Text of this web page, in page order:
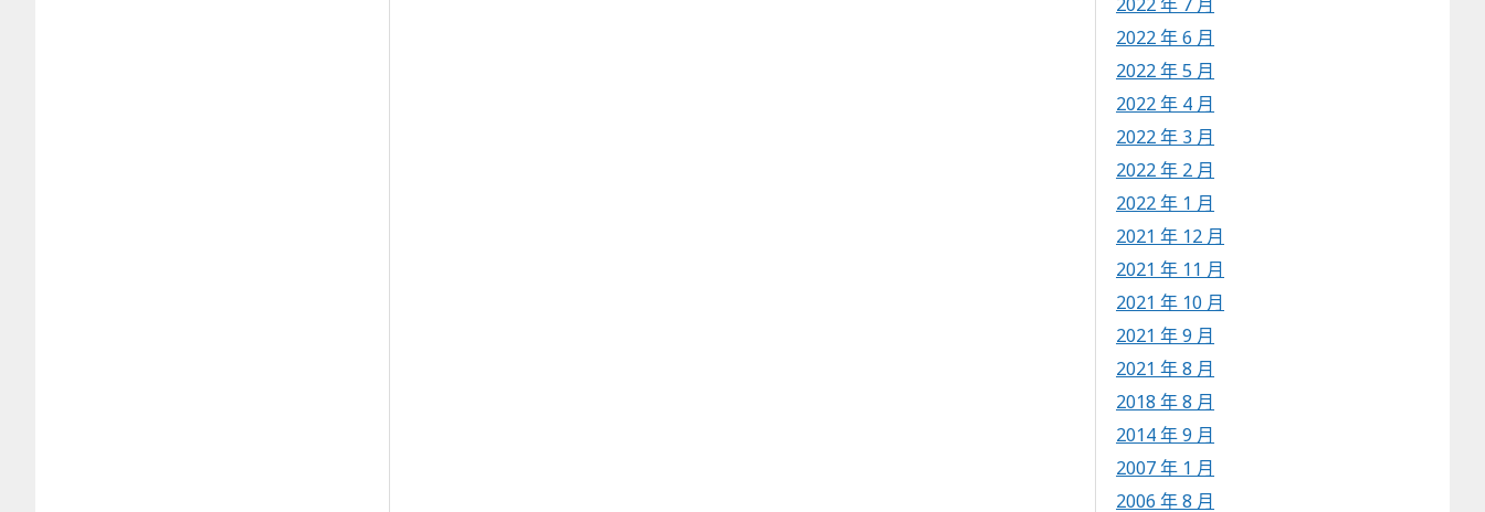
2022 年 6 月
2022 年 5 月
2022 年 4 月
2022 年 3 月
2022 年 2 月
2022 年 1 月
2021 年 12 月
2021 年 11 月
2021 年 10 月
2021 年 9 月
2021 年 8 月
2018 年 8 月
2014 年 9 月
2007 年 1 月
2006 年 8 月